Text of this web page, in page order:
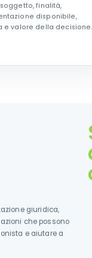
finalità,
disponibile,
e valore della decisione.
giuridica,
che possono
e aiutare a